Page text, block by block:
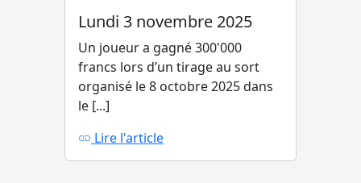
Lundi 3 novembre 2025
Un joueur a gagné 300'000
francs lors d’un tirage au sort
organisé le 8 octobre 2025 dans
le [...]
Lire l'article